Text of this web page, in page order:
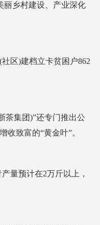
乡村建设、产业深化
区)建档立卡贫困户862
集团)”还专门推出公
收致富的“黄金叶”。
量预计在2万斤以上，